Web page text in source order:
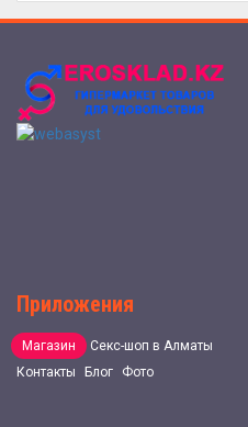
Приложения
Магазин
Секс-шоп в Алматы
Контакты
Блог Фото